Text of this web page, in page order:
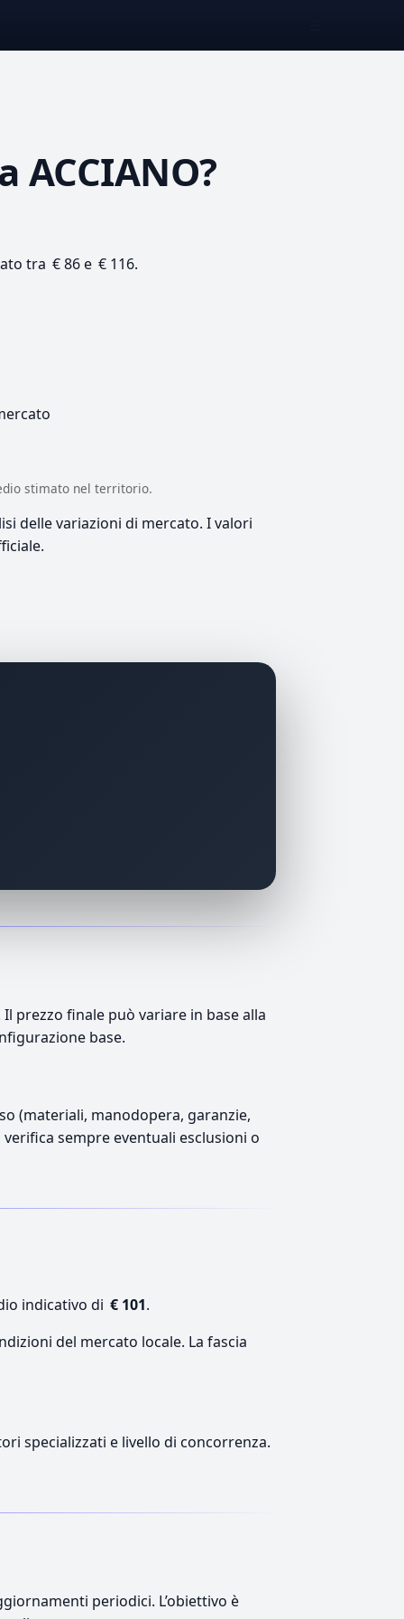
ACCIANO?
tra € 86 e € 116.
stimato nel territorio.
delle variazioni di mercato. I valori
prezzo finale può variare in base alla
base.
(materiali, manodopera, garanzie,
sempre eventuali esclusioni o
indicativo di € 101.
del mercato locale. La fascia
specializzati e livello di concorrenza.
periodici. L’obiettivo è